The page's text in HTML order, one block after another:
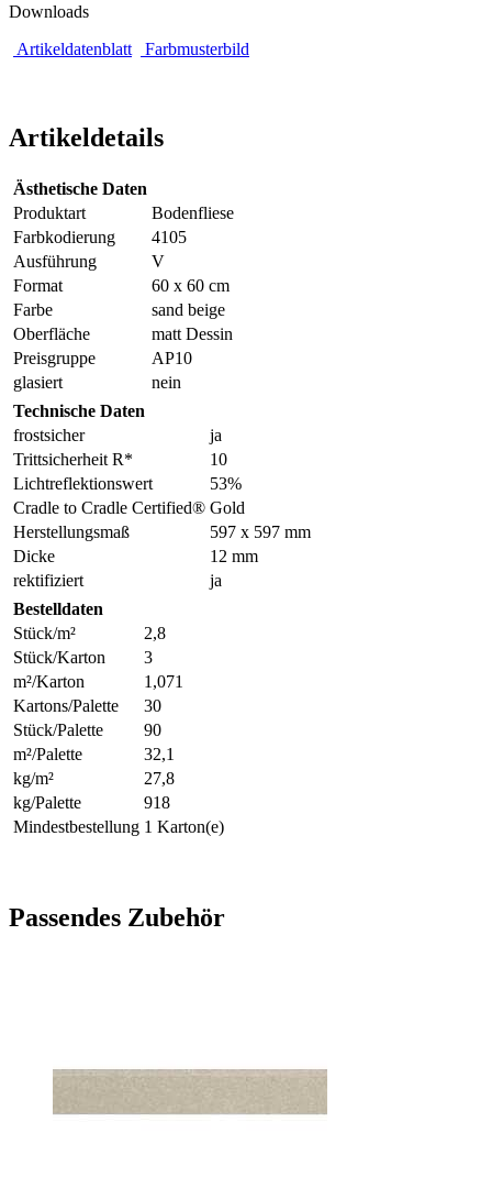
Downloads
Artikeldatenblatt
Farbmusterbild
Artikeldetails
Ästhetische Daten
Produktart
Bodenfliese
Farbkodierung
4105
Ausführung
V
Format
60 x 60 cm
Farbe
sand beige
Oberfläche
matt Dessin
Preisgruppe
AP10
glasiert
nein
Technische Daten
frostsicher
ja
Trittsicherheit R*
10
Lichtreflektionswert
53%
Cradle to Cradle Certified® Gold
Herstellungsmaß
597 x 597 mm
Dicke
12 mm
rektifiziert
ja
Bestelldaten
Stück/m²
2,8
Stück/Karton
3
m²/Karton
1,071
Kartons/Palette
30
Stück/Palette
90
m²/Palette
32,1
kg/m²
27,8
kg/Palette
918
Mindestbestellung 1 Karton(e)
Passendes Zubehör